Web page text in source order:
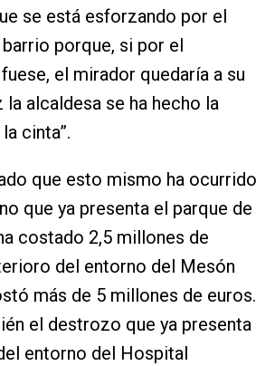
se está esforzando por el
porque, si por el
el mirador quedaría a su
la alcaldesa se ha hecho la
cinta”.
que esto mismo ha ocurrido
que ya presenta el parque de
costado 2,5 millones de
del entorno del Mesón
más de 5 millones de euros.
el destrozo que ya presenta
entorno del Hospital